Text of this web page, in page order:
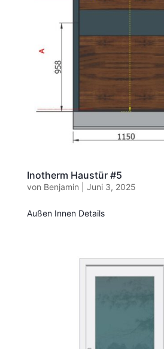
Inotherm Haustür #5
von Benjamin Juni 3, 2025
Außen Innen Details